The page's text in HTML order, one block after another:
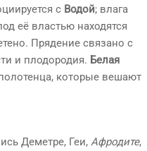
с Водой; влага
её властью находятся
Прядение связано с
и плодородия. Белая
которые вешают
Деметре, Геи, Афродите,